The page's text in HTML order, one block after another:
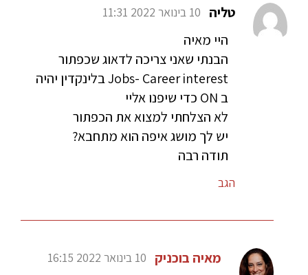
טליה 10 בינואר 2022 11:31
היי מאיה
הבנתי שאני צריכה לדאוג שכפתור
Jobs- Career interest בלינקדין יהיה
ב ON כדי שיפנו אליי
לא הצלחתי למצוא את הכפתור
יש לך מושג איפה הוא מתחבא?
תודה רבה
הגב
מאיה בוכניק 10 בינואר 2022 16:15